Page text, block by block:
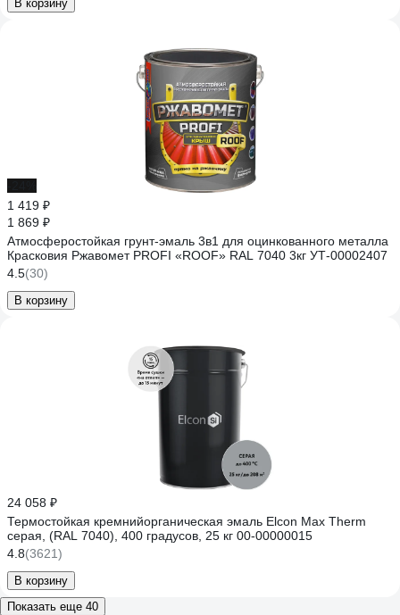
В корзину
1 419 ₽
1 869 ₽
Атмосферостойкая грунт-эмаль 3в1 для оцинкованного металла
Красковия Ржавомет PROFI «ROOF» RAL 7040 3кг УТ-00002407
4.5(30)
В корзину
24 058 ₽
Термостойкая кремнийорганическая эмаль Elcon Max Therm
серая, (RAL 7040), 400 градусов, 25 кг 00-00000015
4.8(3621)
В корзину
Показать еще 40